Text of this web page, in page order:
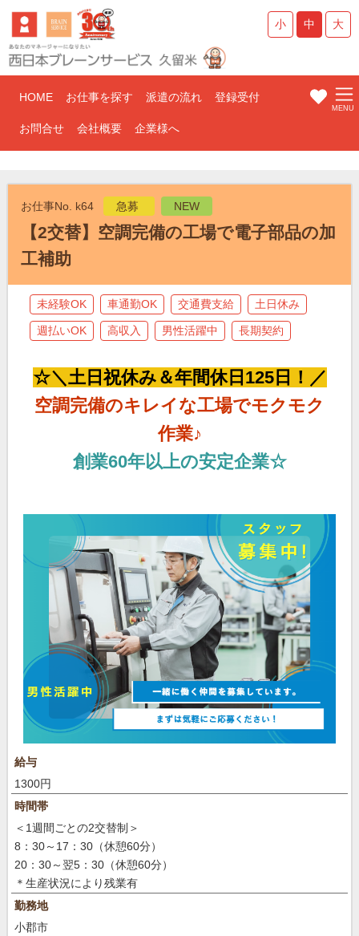
小 中 大
HOME お仕事を探す 派遣の流れ 登録受付
お問合せ 会社概要 企業様へ
お仕事No. k64 急募 NEW
【2交替】空調完備の工場で電子部品の加
工補助
未経験OK 車通勤OK 交通費支給 土日休み
週払いOK 高収入 男性活躍中 長期契約
☆＼土日祝休み＆年間休日125日！／
空調完備のキレイな工場でモクモク
作業♪
創業60年以上の安定企業☆
給与
1300円
時間帯
＜1週間ごとの2交替制＞
8：30～17：30（休憩60分）
20：30～翌5：30（休憩60分）
＊生産状況により残業有
勤務地
小郡市